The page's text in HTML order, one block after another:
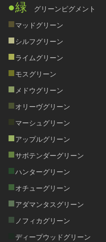
●緑 グリーンピグメント
■マッドグリーン
■シルフグリーン
■ライムグリーン
■モスグリーン
■ メドウグリーン
■オリーヴグリーン
マーシュグリーン
■アップルグリーン
■サボテンダーグリーン
■ハンターグリーン
■オチューグリーン
■アダマンタスグリーン
■ ノフィカグリーン
ディープウッドグリーン